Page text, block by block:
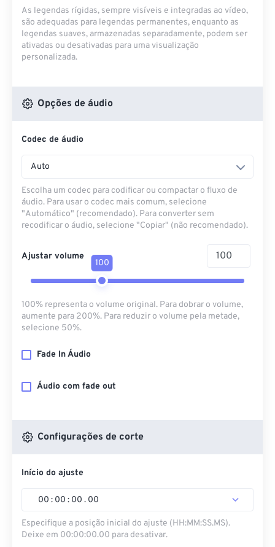
As legendas rígidas, sempre visíveis e integradas ao vídeo,
são adequadas para legendas permanentes, enquanto as
legendas suaves, armazenadas separadamente, podem ser
ativadas ou desativadas para uma visualização
personalizada.
Opções de áudio
Codec de áudio
Auto
Escolha um codec para codificar ou compactar o fluxo de
áudio. Para usar o codec mais comum, selecione
"Automático" (recomendado). Para converter sem
recodificar o áudio, selecione "Copiar" (não recomendado).
Ajustar volume
100
100% representa o volume original. Para dobrar o volume,
aumente para 200%. Para reduzir o volume pela metade,
selecione 50%.
Fade In Áudio
Áudio com fade out
Configurações de corte
Início do ajuste
00 : 00 : 00 . 00
Especifique a posição inicial do ajuste (HH:MM:SS.MS).
Deixe em 00:00:00.00 para desativar.